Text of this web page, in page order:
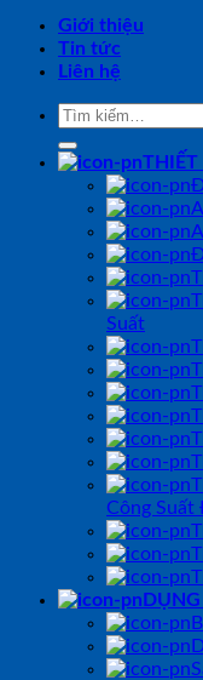
Giới thiệu
Tin tức
Liên hệ
Tìm
Suất
Công Suất